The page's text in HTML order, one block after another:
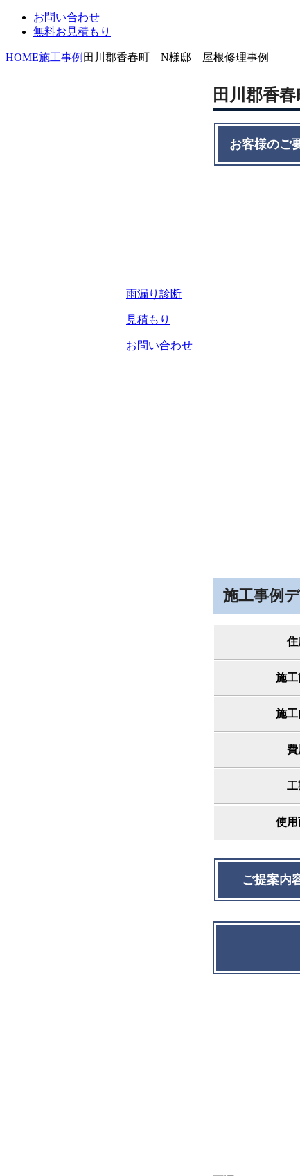
お問い合わせ
無料お見積もり
雨漏り診断
見積もり
お問い合わせ
HOME施工事例 田川郡香春町 N様邸 屋根修理事例
田川郡香
お客様のご
施工事例
住
施工
施工
費
工
使用
ご提案内